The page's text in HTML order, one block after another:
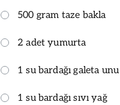
500 gram taze bakla
2 adet yumurta
1 su bardağı galeta unu
1 su bardağı sıvı yağ